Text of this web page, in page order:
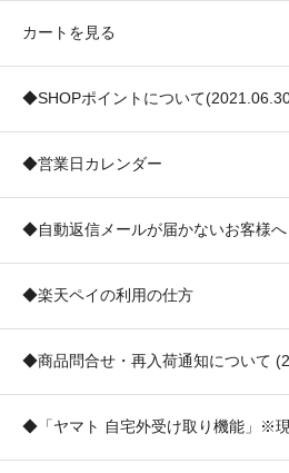
カートを見る
◆SHOPポイントについて
◆営業日カレンダー
◆自動返信メールが届かないお客様へ
◆楽天ペイの利用の仕方
◆商品問合せ・再入荷通知について
◆「ヤマト 自宅外受け取り機能」※